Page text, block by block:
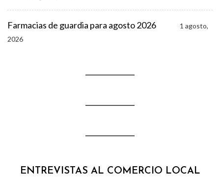
Farmacias de guardia para agosto 2026
1 agosto,
2026
ENTREVISTAS AL COMERCIO LOCAL